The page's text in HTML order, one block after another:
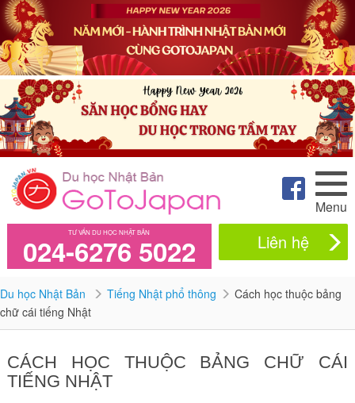
Menu
TƯ VẤN DU HỌC NHẬT BẢN
024-6276 5022 Liên hệ
Du học Nhật Bản Tiếng Nhật phổ thông
Cách học thuộc bảng
chữ cái tiếng Nhật
CÁCH HỌC THUỘC BẢNG CHỮ CÁI
TIẾNG NHẬT